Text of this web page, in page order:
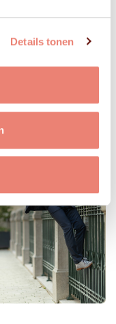
Details tonen